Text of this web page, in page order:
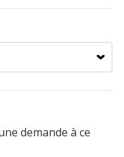
demande à ce